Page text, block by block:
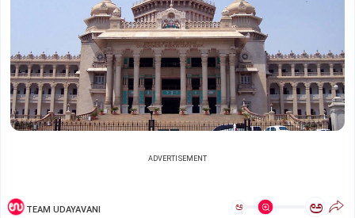
ADVERTISEMENT
TEAM UDAYAVANI ಅ ಅ